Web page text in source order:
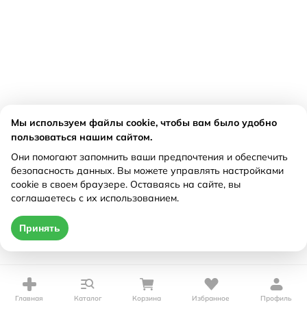
Главная Каталог Корзина Избранное Профиль
Мы используем файлы cookie, чтобы вам было удобно
пользоваться нашим сайтом.
Они помогают запомнить ваши предпочтения и обеспечить
безопасность данных. Вы можете управлять настройками
cookie в своем браузере. Оставаясь на сайте, вы
соглашаетесь с их использованием.
Принять